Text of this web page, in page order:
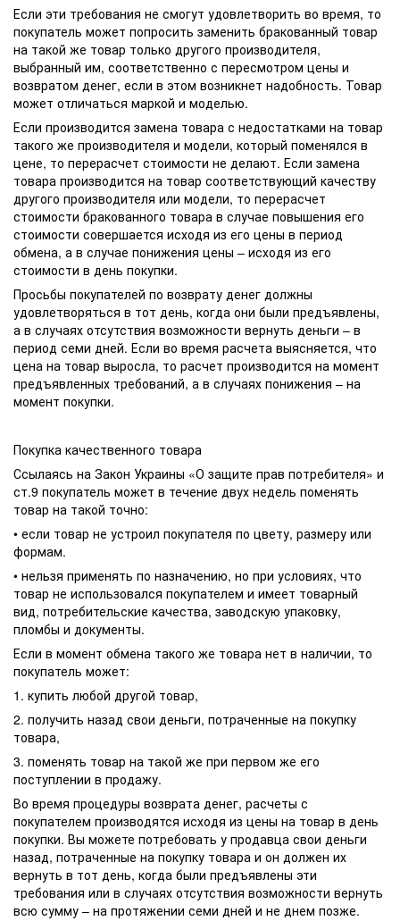
Если эти требования не смогут удовлетворить во время, то
покупатель может попросить заменить бракованный товар
на такой же товар только другого производителя,
выбранный им, соответственно с пересмотром цены и
возвратом денег, если в этом возникнет надобность. Товар
может отличаться маркой и моделью.
Если производится замена товара с недостатками на товар
такого же производителя и модели, который поменялся в
цене, то перерасчет стоимости не делают. Если замена
товара производится на товар соответствующий качеству
другого производителя или модели, то перерасчет
стоимости бракованного товара в случае повышения его
стоимости совершается исходя из его цены в период
обмена, а в случае понижения цены – исходя из его
стоимости в день покупки.
Просьбы покупателей по возврату денег должны
удовлетворяться в тот день, когда они были предъявлены,
а в случаях отсутствия возможности вернуть деньги – в
период семи дней. Если во время расчета выясняется, что
цена на товар выросла, то расчет производится на момент
предъявленных требований, а в случаях понижения – на
момент покупки.
Покупка качественного товара
Ссылаясь на Закон Украины «О защите прав потребителя» и
ст.9 покупатель может в течение двух недель поменять
товар на такой точно:
• если товар не устроил покупателя по цвету, размеру или
формам.
• нельзя применять по назначению, но при условиях, что
товар не использовался покупателем и имеет товарный
вид, потребительские качества, заводскую упаковку,
пломбы и документы.
Если в момент обмена такого же товара нет в наличии, то
покупатель может:
1. купить любой другой товар,
2. получить назад свои деньги, потраченные на покупку
товара,
3. поменять товар на такой же при первом же его
поступлении в продажу.
Во время процедуры возврата денег, расчеты с
покупателем производятся исходя из цены на товар в день
покупки. Вы можете потребовать у продавца свои деньги
назад, потраченные на покупку товара и он должен их
вернуть в тот день, когда были предъявлены эти
требования или в случаях отсутствия возможности вернуть
всю сумму – на протяжении семи дней и не днем позже.